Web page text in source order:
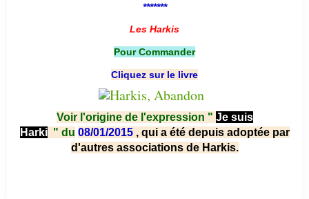
*******
Les Harkis
Pour Commander
Cliquez sur le livre
Voir l'origine de l'expression " Je suis
Harki " du 08/01/2015 , qui a été depuis adoptée par
d'autres associations de Harkis.